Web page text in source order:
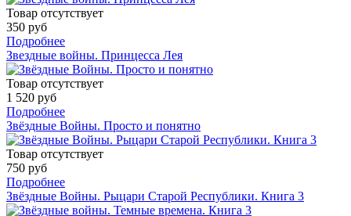
Товар отсутствует
350 руб
Подробнее
Звездные войны. Принцесса Лея
Товар отсутствует
1 520 руб
Подробнее
Звёздные Войны. Просто и понятно
Товар отсутствует
750 руб
Подробнее
Звёздные Войны. Рыцари Старой Республики. Книга 3